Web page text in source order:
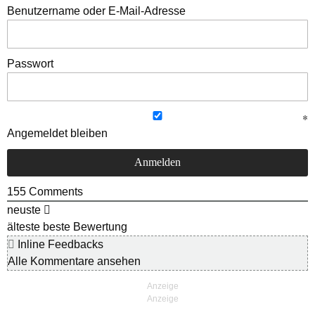
Benutzername oder E-Mail-Adresse
Passwort
Angemeldet bleiben
155 Comments
neuste
älteste beste Bewertung
Inline Feedbacks
Alle Kommentare ansehen